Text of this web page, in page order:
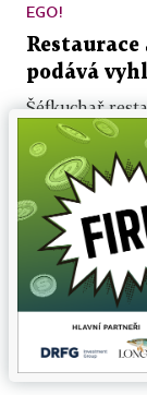
EGO!
podává
Šéfkuchař
kuchyni s
ubrusy,
16. 10. 2015 ▪ 3